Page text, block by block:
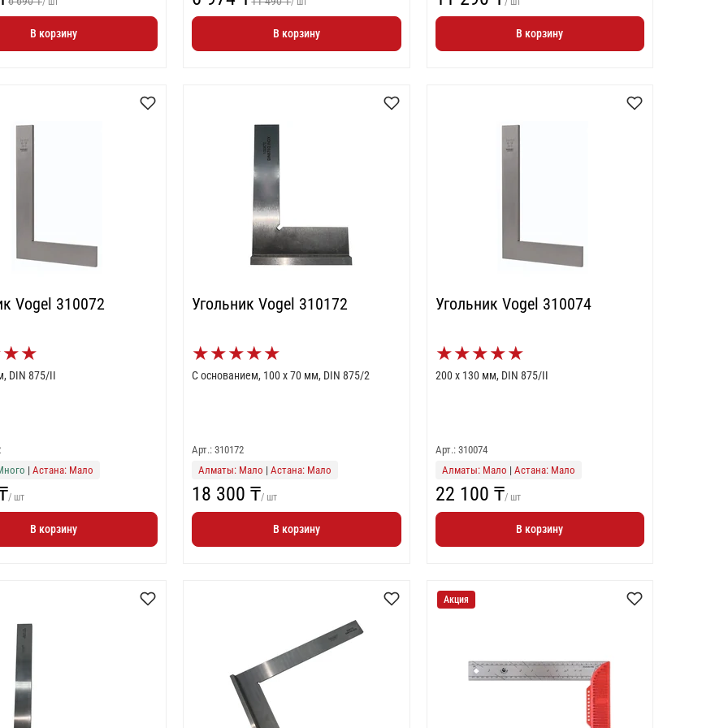
В корзину В корзину В корзину
Vogel 310072
★★
DIN 875/II
| Астана: Мало
/ шт
В корзину
Угольник Vogel 310172
★★★★★
С основанием, 100 x 70 мм, DIN 875/2
Арт.: 310172
Алматы: Мало |Астана: Мало
18 300 ₸/ шт
В корзину
Угольник Vogel 310074
★★★★★
200 x 130 мм, DIN 875/II
Арт.: 310074
Алматы: Мало | Астана: Мало
22 100 ₸/ шт
В корзину
Акция